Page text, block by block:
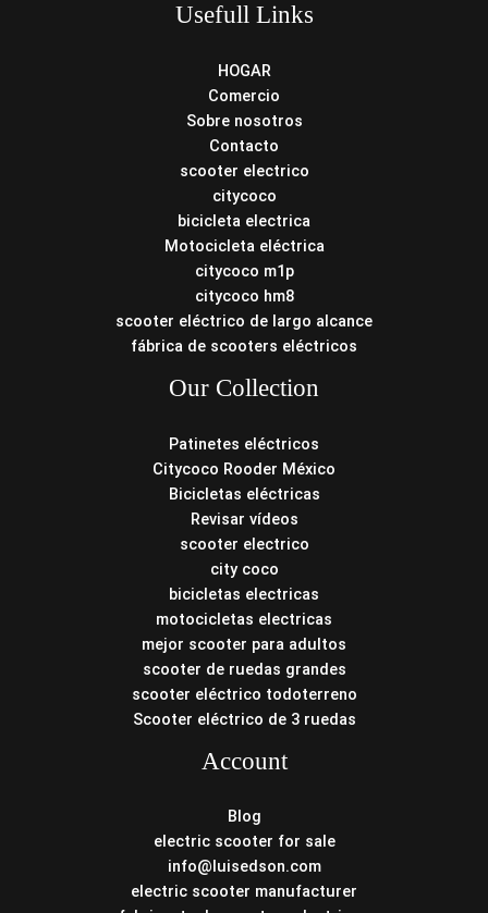
Usefull Links
HOGAR
Comercio
Sobre nosotros
Contacto
scooter electrico
citycoco
bicicleta electrica
Motocicleta eléctrica
citycoco m1p
citycoco hm8
scooter eléctrico de largo alcance
fábrica de scooters eléctricos
Our Collection
Patinetes eléctricos
Citycoco Rooder México
Bicicletas eléctricas
Revisar vídeos
scooter electrico
city coco
bicicletas electricas
motocicletas electricas
mejor scooter para adultos
scooter de ruedas grandes
scooter eléctrico todoterreno
Scooter eléctrico de 3 ruedas
Account
Blog
electric scooter for sale
info@luisedson.com
electric scooter manufacturer